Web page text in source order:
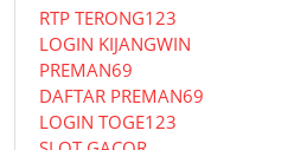
RTP TERONG123
LOGIN KIJANGWIN
PREMAN69
DAFTAR PREMAN69
LOGIN TOGE123